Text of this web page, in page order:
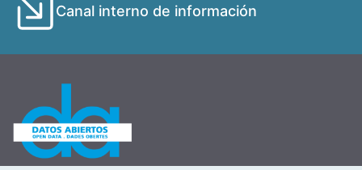
Canal interno de información